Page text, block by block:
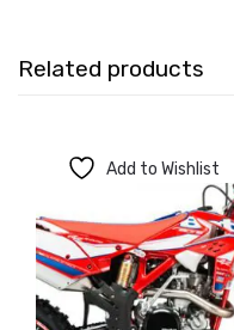
Related products
Add to Wishlist